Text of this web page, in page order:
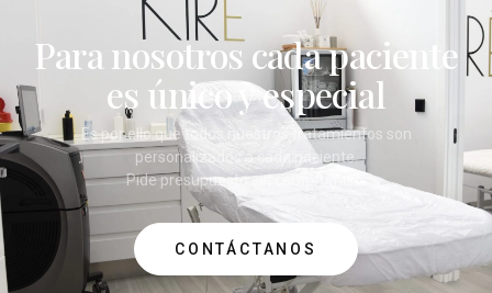
Para nosotros cada paciente
es único y especial
Es por ello que todos nuestros tratamientos son
personalizados a cada paciente.
Pide presupuesto sin compromiso.
CONTÁCTANOS